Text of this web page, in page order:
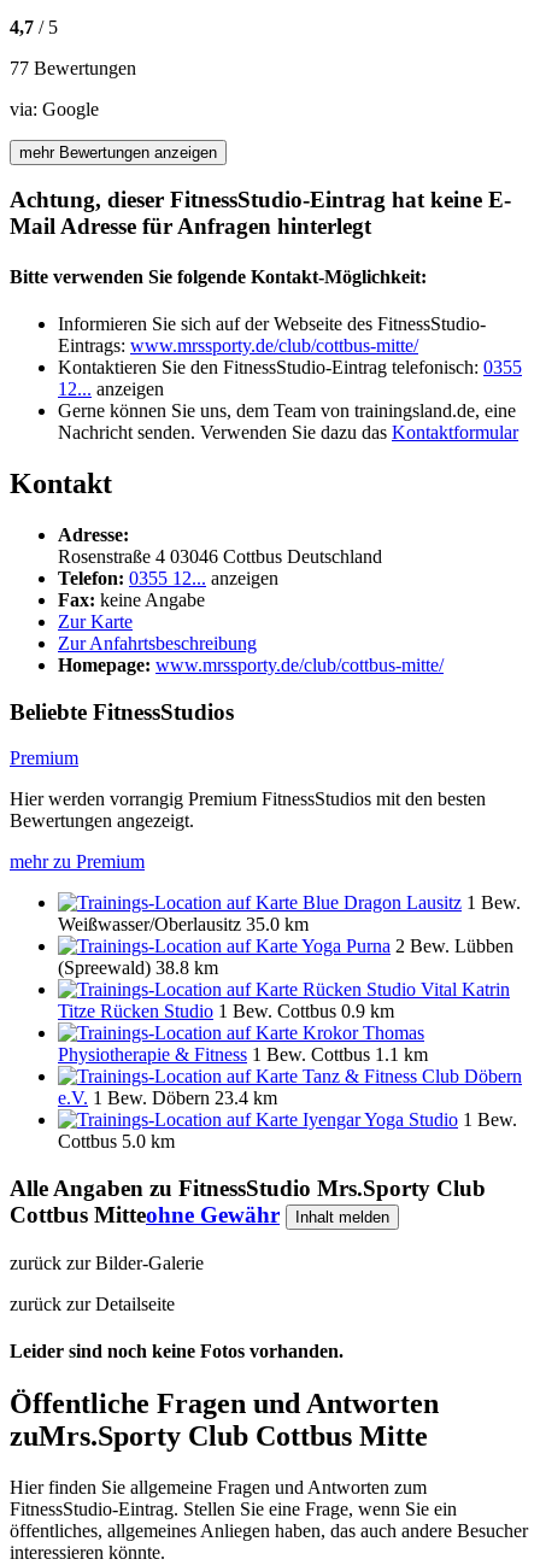
4,7 / 5
77 Bewertungen
via: Google
mehr Bewertungen anzeigen
Achtung, dieser FitnessStudio-Eintrag hat keine E-
Mail Adresse für Anfragen hinterlegt
Bitte verwenden Sie folgende Kontakt-Möglichkeit:
Informieren Sie sich auf der Webseite des FitnessStudio-
Eintrags: www.mrssporty.de/club/cottbus-mitte/
Kontaktieren Sie den FitnessStudio-Eintrag telefonisch: 0355
12... anzeigen
Gerne können Sie uns, dem Team von trainingsland.de, eine
Nachricht senden. Verwenden Sie dazu das Kontaktformular
Kontakt
Adresse:
Rosenstraße 4 03046 Cottbus Deutschland
Telefon: 0355 12... anzeigen
Fax: keine Angabe
Zur Karte
Zur Anfahrtsbeschreibung
Homepage: www.mrssporty.de/club/cottbus-mitte/
Beliebte FitnessStudios
Premium
Hier werden vorrangig Premium FitnessStudios mit den besten
Bewertungen angezeigt.
mehr zu Premium
Blue Dragon Lausitz 1 Bew.
Weißwasser/Oberlausitz 35.0 km
Yoga Purna 2 Bew. Lübben
(Spreewald) 38.8 km
Rücken Studio Vital Katrin
Titze Rücken Studio 1 Bew. Cottbus 0.9 km
Krokor Thomas
Physiotherapie & Fitness 1 Bew. Cottbus 1.1 km
Tanz & Fitness Club Döbern
e.V. 1 Bew. Döbern 23.4 km
Iyengar Yoga Studio 1 Bew.
Cottbus 5.0 km
Alle Angaben zu FitnessStudio Mrs.Sporty Club
Cottbus Mitteohne Gewähr Inhalt melden
zurück zur Bilder-Galerie
zurück zur Detailseite
Leider sind noch keine Fotos vorhanden.
Öffentliche Fragen und Antworten
zuMrs.Sporty Club Cottbus Mitte
Hier finden Sie allgemeine Fragen und Antworten zum
FitnessStudio-Eintrag. Stellen Sie eine Frage, wenn Sie ein
öffentliches, allgemeines Anliegen haben, das auch andere Besucher
interessieren könnte.